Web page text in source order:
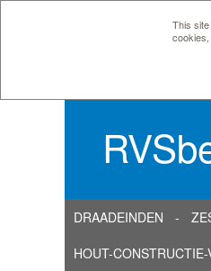
This
DRAADEINDEN
HOUT-